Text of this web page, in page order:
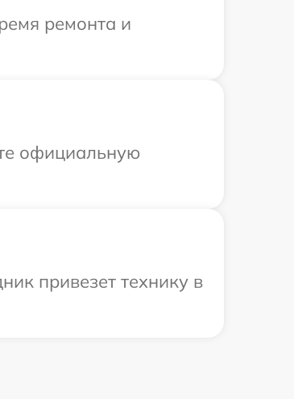
ремонта и
официальную
привезет технику в